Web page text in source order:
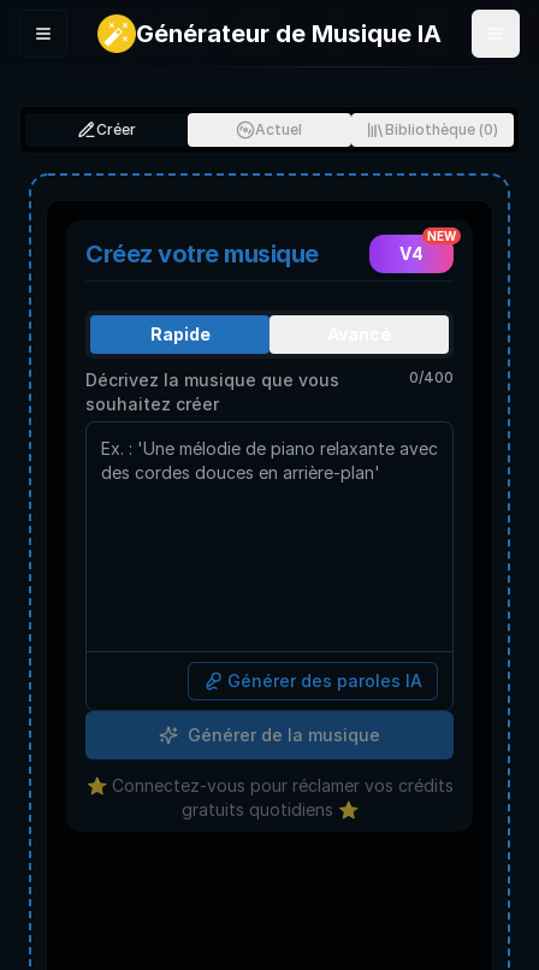
Menu Générateur de Musique IA
Créer Actuel Bibliothèque (0)
Créez votre musique V4
NEW
Rapide
Décrivez la musique que vous
souhaitez créer
0/400
Générer des paroles IA
Générer de la musique
⭐️ Connectez-vous pour réclamer vos crédits
gratuits quotidiens ⭐️